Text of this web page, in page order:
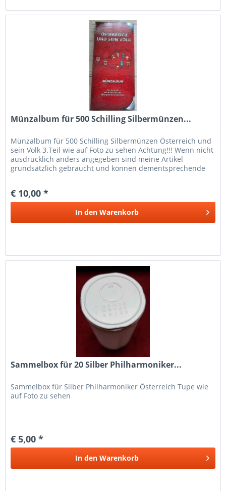
Münzalbum für 500 Schilling Silbermünzen...
Münzalbum für 500 Schilling Silbermünzen Österreich und
sein Volk 3.Teil wie auf Foto zu sehen Achtung!!! Wenn nicht
ausdrücklich anders angegeben sind meine Artikel
grundsätzlich gebraucht und können dementsprechende
€ 10,00 *
In den Warenkorb
Sammelbox für 20 Silber Philharmoniker...
Sammelbox für Silber Philharmoniker Österreich Tupe wie
auf Foto zu sehen
€ 5,00 *
In den Warenkorb